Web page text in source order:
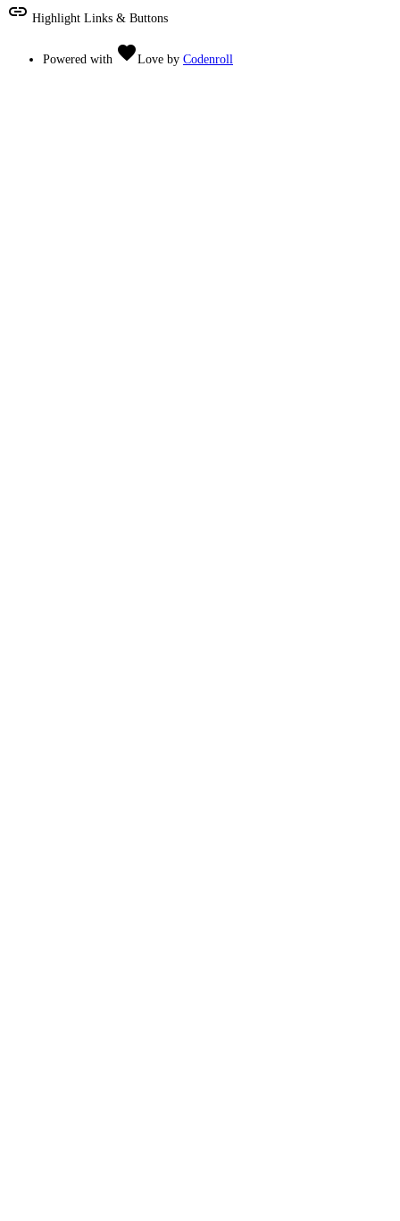
link Highlight Links & Buttons
Powered with favoriteLove by Codenroll